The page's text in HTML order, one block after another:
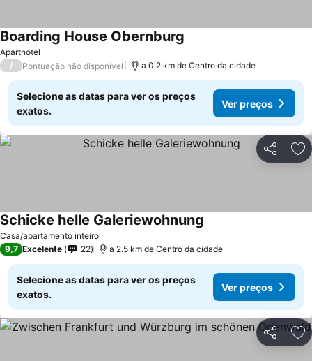
Aparthotel
Boarding House Obernburg
/ Pontuação não disponível a 0.2 km de Centro da cidade
Selecione as datas para ver os preços
exatos.
Ver preços
Partilhar
Casa/apartamento inteiro
Schicke helle Galeriewohnung
9,7 Excelente 22 a 2.5 km de Centro da cidade
Selecione as datas para ver os preços
exatos.
Ver preços
Partilhar